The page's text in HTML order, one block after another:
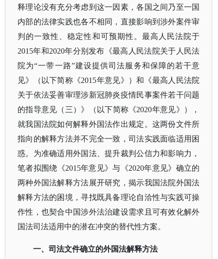
释理论没有充分考虑到这一因素，各国之间乃至一国
内部的法律实践也各不相同，直接影响到涉外案件审
判的一致性、稳定性和可预期性。最高人民法院于
2015年和2020年分别发布《最高人民法院关于人民法
院为“一带一路”建设提供司法服务和保障的若干意
见》（以下简称《2015年意见》）和《最高人民法院
关于依法妥善审理涉新冠肺炎疫情民事案件若干问题
的指导意见（三）》（以下简称《2020年意见》），
就我国法院如何解释外国法作出规定。这两份文件所
指向的解释方法并不完全一致，司法实践面临适用困
惑。为准确适用外国法、提升裁判公信力和影响力，
笔者拟围绕《2015年意见》与《2020年意见》确立的
两种外国法解释方法展开研究，揭示我国法院外国法
解释方法的困境，寻找既具备理论自洽性与实践可操
作性，也契合中国涉外法治建设需求且可有效化解外
国法司法适用中的潜在冲突的替代性方案。
一、司法文件确立的外国法解释方法